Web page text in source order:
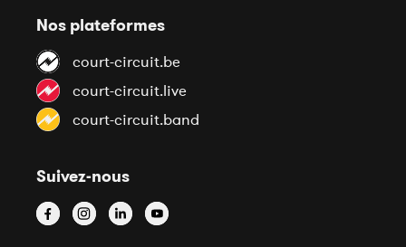
Nos plateformes
court-circuit.be
court-circuit.live
court-circuit.band
Suivez-nous